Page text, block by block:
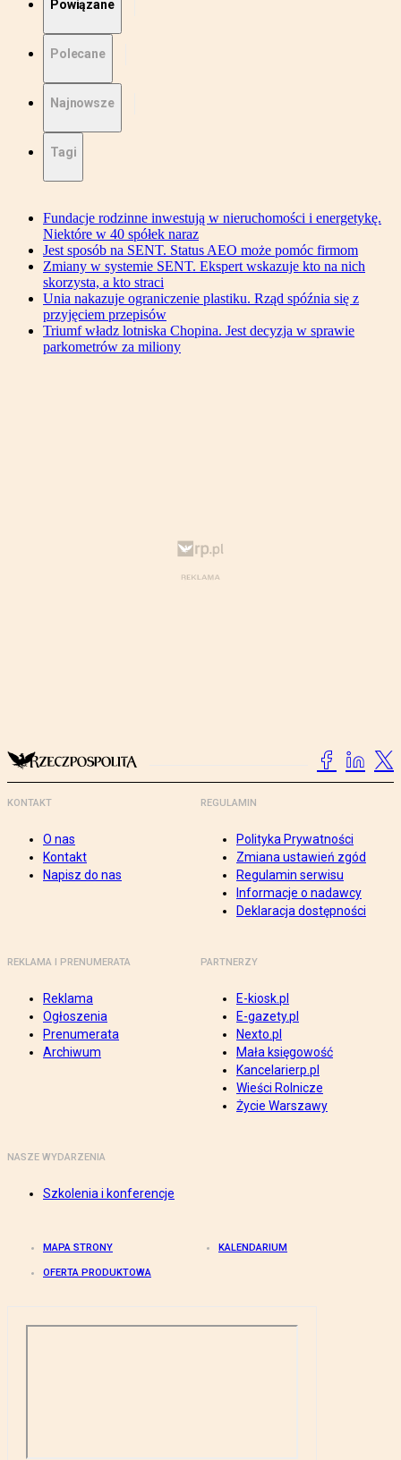
Powiązane
Polecane
Najnowsze
Tagi
Fundacje rodzinne inwestują w nieruchomości i energetykę.
Niektóre w 40 spółek naraz
Jest sposób na SENT. Status AEO może pomóc firmom
Zmiany w systemie SENT. Ekspert wskazuje kto na nich
skorzysta, a kto straci
Unia nakazuje ograniczenie plastiku. Rząd spóźnia się z
przyjęciem przepisów
Triumf władz lotniska Chopina. Jest decyzja w sprawie
parkometrów za miliony
KONTAKT
O nas
Kontakt
Napisz do nas
REGULAMIN
Polityka Prywatności
Zmiana ustawień zgód
Regulamin serwisu
Informacje o nadawcy
Deklaracja dostępności
REKLAMA I PRENUMERATA
Reklama
Ogłoszenia
Prenumerata
Archiwum
PARTNERZY
E-kiosk.pl
E-gazety.pl
Nexto.pl
Mała księgowość
Kancelarierp.pl
Wieści Rolnicze
Życie Warszawy
NASZE WYDARZENIA
Szkolenia i konferencje
MAPA STRONY KALENDARIUM
OFERTA PRODUKTOWA